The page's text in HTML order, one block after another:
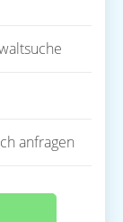
anfragen